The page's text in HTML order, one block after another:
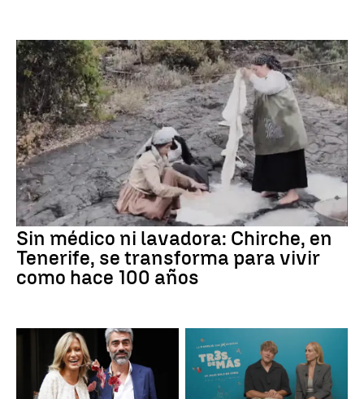
Sin médico ni lavadora: Chirche, en
Tenerife, se transforma para vivir
como hace 100 años